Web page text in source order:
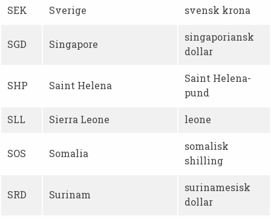
SEK Sverige svensk krona
SGD Singapore
singaporiansk
dollar
SHP Saint Helena
Saint Helena-
pund
SLL Sierra Leone leone
SOS Somalia
somalisk
shilling
SRD Surinam
surinamesisk
dollar